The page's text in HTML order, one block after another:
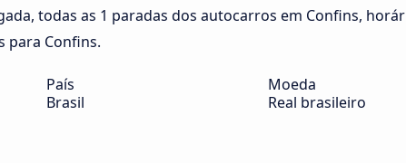
todas as 1 paradas dos autocarros em Confins,
para Confins.
País
Brasil
Moeda
Real brasileiro